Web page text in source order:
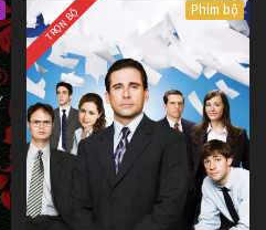
TRỌN BỘ Phim bộ